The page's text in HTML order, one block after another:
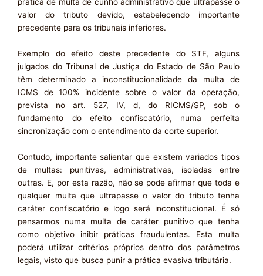
valor do tributo devido, estabelecendo importante
precedente para os tribunais inferiores.
Exemplo do efeito deste precedente do STF, alguns
julgados do Tribunal de Justiça do Estado de São Paulo
têm determinado a inconstitucionalidade da multa de
ICMS de 100% incidente sobre o valor da operação,
prevista no art. 527, IV, d, do RICMS/SP, sob o
fundamento do efeito confiscatório, numa perfeita
sincronização com o entendimento da corte superior.
Contudo, importante salientar que existem variados tipos
de multas: punitivas, administrativas, isoladas entre
outras. E, por esta razão, não se pode afirmar que toda e
qualquer multa que ultrapasse o valor do tributo tenha
caráter confiscatório e logo será inconstitucional. É só
pensarmos numa multa de caráter punitivo que tenha
como objetivo inibir práticas fraudulentas. Esta multa
poderá utilizar critérios próprios dentro dos parâmetros
legais, visto que busca punir a prática evasiva tributária.